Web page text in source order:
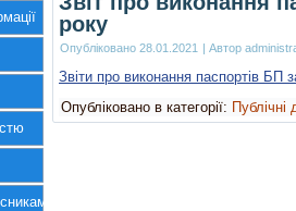
України
року
Опубліковано 28.01.2021 | Автор
Звіти про виконання паспортів БП
Опубліковано в категорії: Публічні